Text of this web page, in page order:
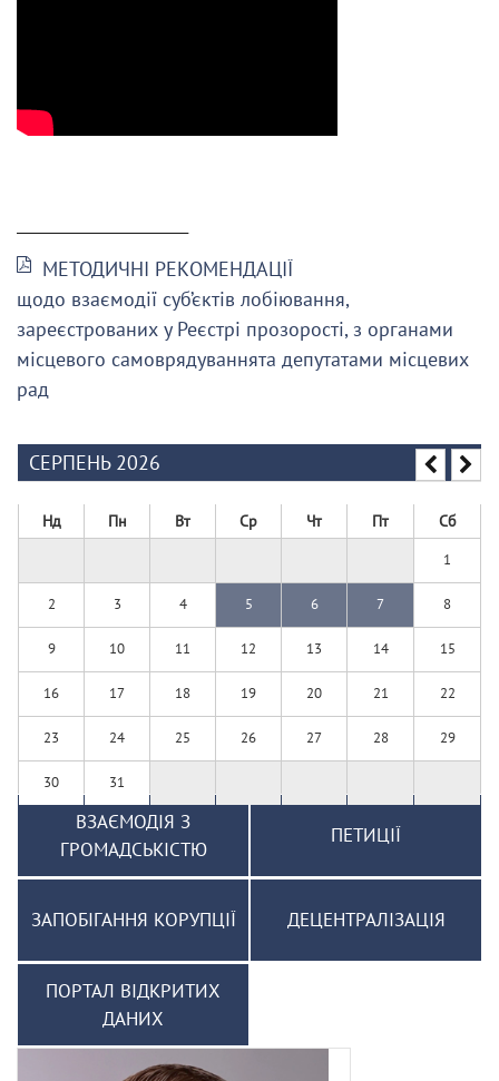
МЕТОДИЧНІ РЕКОМЕНДАЦІЇ
щодо взаємодії суб’єктів лобіювання,
зареєстрованих у Реєстрі прозорості, з органами
місцевого самоврядуваннята депутатами місцевих
рад
СЕРПЕНЬ 2026
Нд Пн Вт Ср Чт Пт Сб
1
2 3 4 5 6 7 8
9 10 11 12 13 14 15
16 17 18 19 20 21 22
23 24 25 26 27 28 29
30 31
ВЗАЄМОДІЯ З
ГРОМАДСЬКІСТЮ
ПЕТИЦІЇ
ЗАПОБІГАННЯ КОРУПЦІЇ ДЕЦЕНТРАЛІЗАЦІЯ
ПОРТАЛ ВІДКРИТИХ
ДАНИХ